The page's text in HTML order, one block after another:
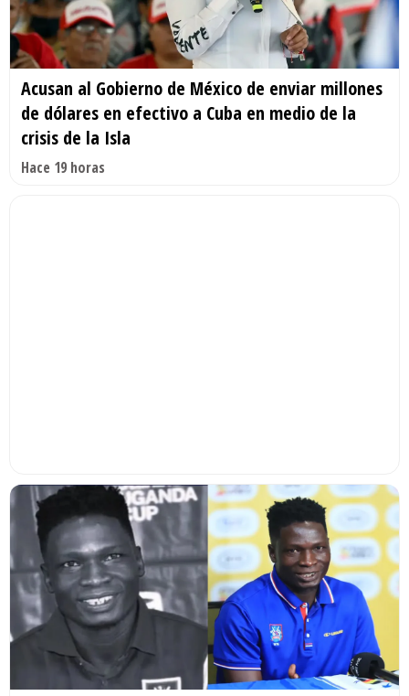
Acusan al Gobierno de México de enviar millones
de dólares en efectivo a Cuba en medio de la
crisis de la Isla
Hace 19 horas